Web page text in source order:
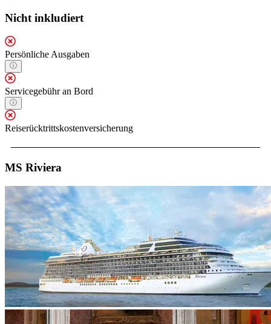
Nicht inkludiert
Persönliche Ausgaben
Servicegebühr an Bord
Reiserücktrittskostenversicherung
MS Riviera